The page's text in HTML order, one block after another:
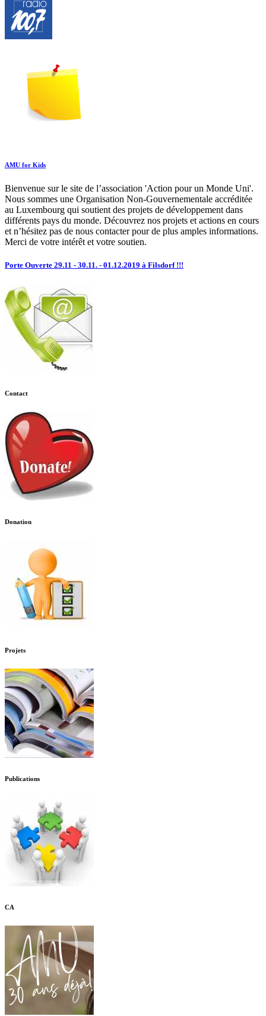
AMU for Kids
Bienvenue sur le site de l’association 'Action pour un Monde Uni'.
Nous sommes une Organisation Non-Gouvernementale accréditée
au Luxembourg qui soutient des projets de développement dans
différents pays du monde. Découvrez nos projets et actions en cours
et n’hésitez pas de nous contacter pour de plus amples informations.
Merci de votre intérêt et votre soutien.
Porte Ouverte 29.11 - 30.11. - 01.12.2019 à Filsdorf !!!
Contact
Donation
Projets
Publications
CA